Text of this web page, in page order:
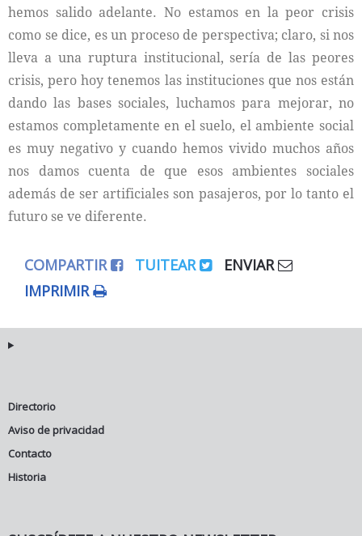
hemos salido adelante. No estamos en la peor crisis
como se dice, es un proceso de perspectiva; claro, si nos
lleva a una ruptura institucional, sería de las peores
crisis, pero hoy tenemos las instituciones que nos están
dando las bases sociales, luchamos para mejorar, no
estamos completamente en el suelo, el ambiente social
es muy negativo y cuando hemos vivido muchos años
nos damos cuenta de que esos ambientes sociales
además de ser artificiales son pasajeros, por lo tanto el
futuro se ve diferente.
COMPARTIR TUITEAR
ENVIAR
IMPRIMIR
Directorio
Aviso de privacidad
Contacto
Historia